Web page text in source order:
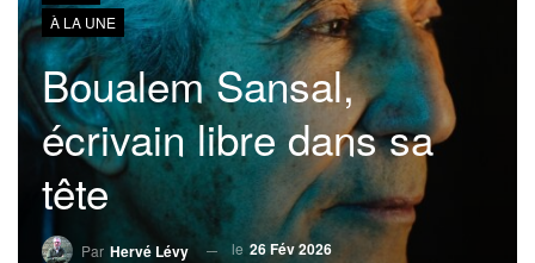
À LA UNE
Boualem Sansal,
écrivain libre dans sa
tête
Par Hervé Lévy le 26 Fév 2026